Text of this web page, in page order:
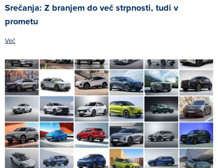
Srečanja: Z branjem do več strpnosti, tudi v
prometu
Več